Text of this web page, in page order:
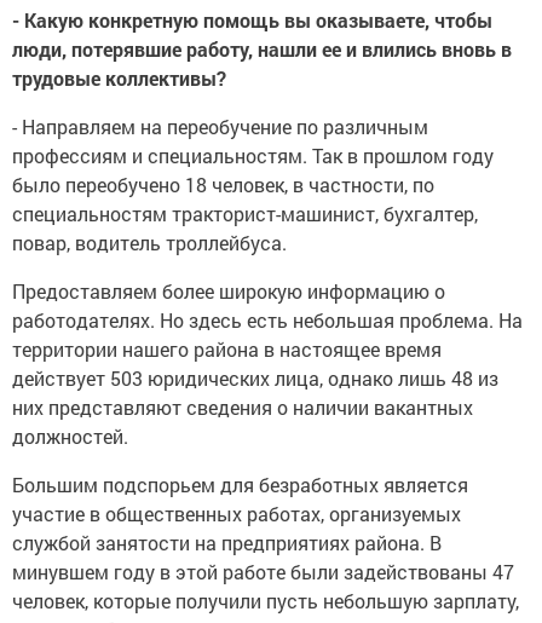
- Какую конкретную помощь вы оказываете, чтобы
люди, потерявшие работу, нашли ее и влились вновь в
трудовые коллективы?
- Направляем на переобучение по различным
профессиям и специальностям. Так в прошлом году
было переобучено 18 человек, в частности, по
специальностям тракторист-машинист, бухгалтер,
повар, водитель троллейбуса.
Предоставляем более широкую информацию о
работодателях. Но здесь есть небольшая проблема. На
территории нашего района в настоящее время
действует 503 юридических лица, однако лишь 48 из
них представляют сведения о наличии вакантных
должностей.
Большим подспорьем для безработных является
участие в общественных работах, организуемых
службой занятости на предприятиях района. В
минувшем году в этой работе были задействованы 47
человек, которые получили пусть небольшую зарплату,